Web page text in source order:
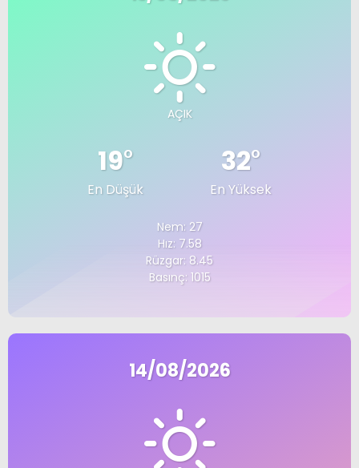
AÇIK
19°
En Düşük
32°
En Yüksek
Nem: 27
Hız: 7.58
Rüzgar: 8.45
Basınç: 1015
14/08/2026